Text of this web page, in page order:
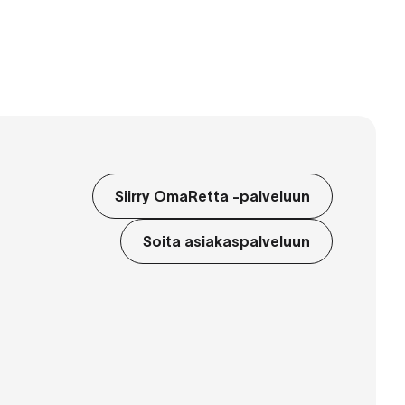
Siirry OmaRetta -palveluun
Soita asiakaspalveluun